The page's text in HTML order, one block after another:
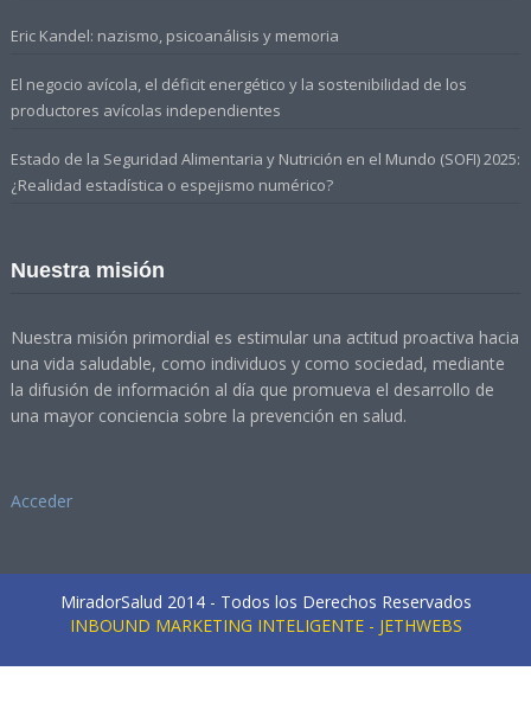
Eric Kandel: nazismo, psicoanálisis y memoria
El negocio avícola, el déficit energético y la sostenibilidad de los
productores avícolas independientes
Estado de la Seguridad Alimentaria y Nutrición en el Mundo (SOFI) 2025:
¿Realidad estadística o espejismo numérico?
Nuestra misión
Nuestra misión primordial es estimular una actitud proactiva hacia
una vida saludable, como individuos y como sociedad, mediante
la difusión de información al día que promueva el desarrollo de
una mayor conciencia sobre la prevención en salud.
Acceder
MiradorSalud 2014 - Todos los Derechos Reservados
INBOUND MARKETING INTELIGENTE - JETHWEBS